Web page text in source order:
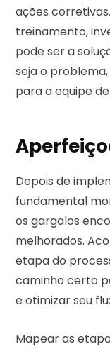
ações
treinamento,
pode ser a
seja o
para a equipe
Depois de
fundamental
os gargalos
melhorados.
etapa do
caminho certo
e otimizar seu
Mapear as